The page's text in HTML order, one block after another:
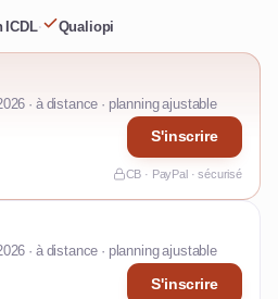
ICDL· Qualiopi
· à distance · planning ajustable
S'inscrire
CB · PayPal · sécurisé
· à distance · planning ajustable
S'inscrire